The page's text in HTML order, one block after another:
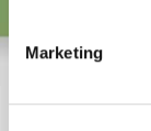
Marketing